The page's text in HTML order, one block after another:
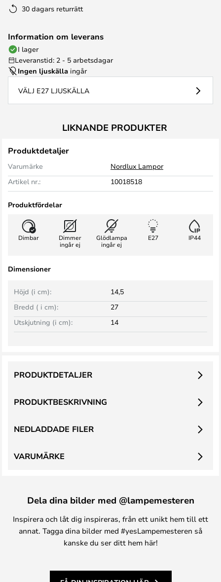
30 dagars returrätt
Information om leverans
I lager
Leveranstid: 2 - 5 arbetsdagar
Ingen ljuskälla ingår
VÄLJ E27 LJUSKÄLLA
LIKNANDE PRODUKTER
Produktdetaljer
Varumärke
Nordlux Lampor
Artikel nr.:
10018518
Produktfördelar
Dimbar
Dimmer
ingår ej
Glödlampa
ingår ej
E27 IP44
Dimensioner
Bredd ( i cm): 27
Höjd (i cm): 14,5
Utskjutning (i cm): 14
PRODUKTBESKRIVNING
PRODUKTDETALJER
NEDLADDADE FILER
VARUMÄRKE
Dela dina bilder med @lampemesteren
Inspirera och låt dig inspireras, från ett unikt hem till ett
annat. Tagga dina bilder med #yesLampemesteren så
kanske du ser ditt hem här!